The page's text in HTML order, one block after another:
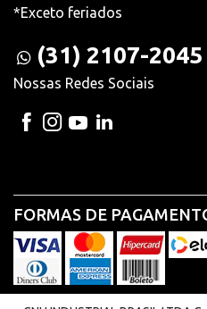
*Exceto feriados
(31) 2107-2045
Nossas Redes Sociais
FORMAS DE